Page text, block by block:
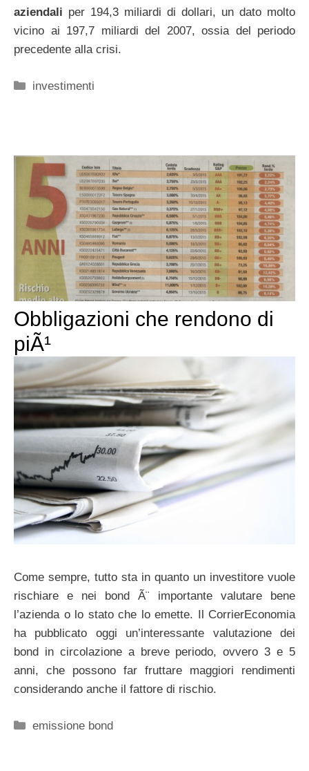
aziendali per 194,3 miliardi di dollari, un dato molto
vicino ai 197,7 miliardi del 2007, ossia del periodo
precedente alla crisi.
Categorie
investimenti
Obbligazioni che rendono di
piÃ¹
Come sempre, tutto sta in quanto un investitore vuole
rischiare e nei bond Ã¨ importante valutare bene
l’azienda o lo stato che lo emette. Il CorrierEconomia
ha pubblicato oggi un’interessante valutazione dei
bond in circolazione a breve periodo, ovvero 3 e 5
anni, che possono far fruttare maggiori rendimenti
considerando anche il fattore di rischio.
Categorie
emissione bond